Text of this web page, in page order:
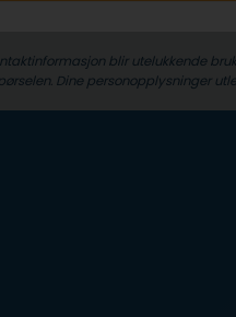
blir utelukkende
Dine person­­opplysninger